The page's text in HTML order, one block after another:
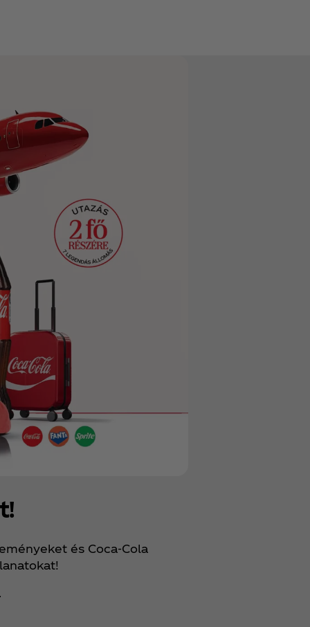
és Coca‑Cola